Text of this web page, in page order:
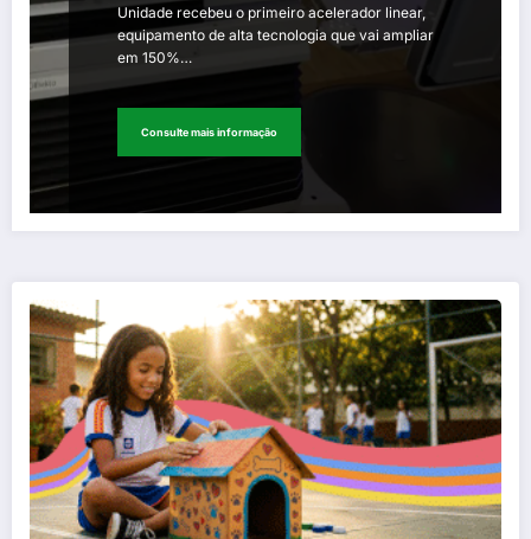
Unidade recebeu o primeiro acelerador linear,
equipamento de alta tecnologia que vai ampliar
em 150%…
Consulte mais informação